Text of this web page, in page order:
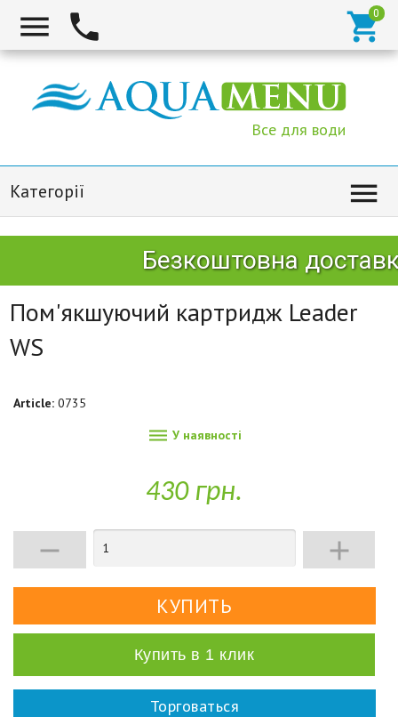
  
Все для води
Категорії 
Безкоштовна
Пом'якшуючий картридж Leader
WS
Article: 0735
 У наявності
430 грн.
 
Купить в 1 клик
Торговаться